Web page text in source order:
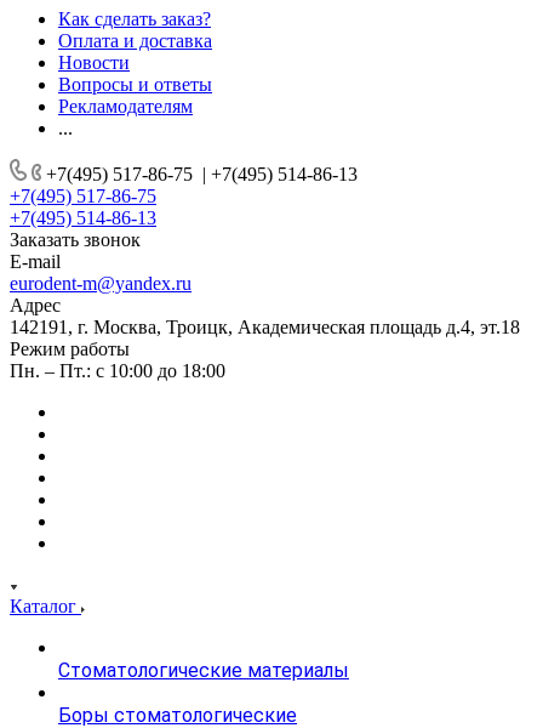
Как сделать заказ?
Оплата и доставка
Новости
Вопросы и ответы
Рекламодателям
...
+7(495) 517-86-75 | +7(495) 514-86-13
+7(495) 517-86-75
+7(495) 514-86-13
Заказать звонок
E-mail
eurodent-m@yandex.ru
Адрес
142191, г. Москва, Троицк, Академическая площадь д.4, эт.18
Режим работы
Пн. – Пт.: с 10:00 до 18:00
Каталог
Стоматологические материалы
Боры стоматологические